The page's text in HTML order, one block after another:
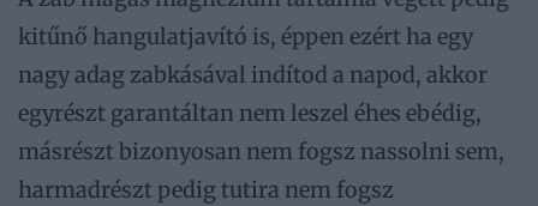
kitűnő hangulatjavító is, éppen ezért ha egy
nagy adag zabkásával indítod a napod, akkor
egyrészt garantáltan nem leszel éhes ebédig,
másrészt bizonyosan nem fogsz nassolni sem,
harmadrészt pedig tutira nem fogsz